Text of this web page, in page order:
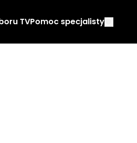
TVPomoc specjalisty